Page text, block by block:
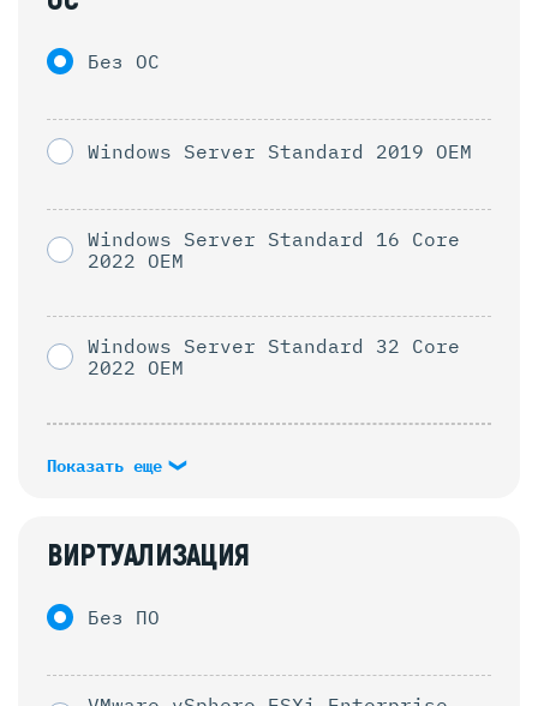
Без ОС
Windows Server Standard 2019 OEM
Windows Server Standard 16 Core
2022 OEM
Windows Server Standard 32 Core
2022 OEM
Показать еще
ВИРТУАЛИЗАЦИЯ
Без ПО